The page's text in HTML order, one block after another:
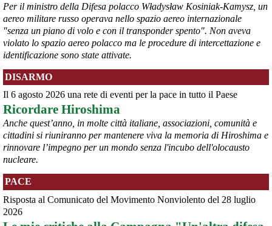
@peacelink - 6/8/2026 21:35
Ultimi cento milioni di euro per l’ex Ilva, poi non saranno più
possibili nuovi aiuti di Stato. Lo ha confermato il ministro Adolfo
Urso durante l’incontro al Mimit con le imprese dell’indotto: la
tranche conclusiva del prestito autorizzato dall’Unione europea
dovrà essere erogata entro il 9 agosto e restituita dal futuro
acquirente.
Fonte: Studio100
#ILVA
Per il ministro della Difesa polacco Władysław Kosiniak-Kamysz, un
aereo militare russo operava nello spazio aereo internazionale
"senza un piano di volo e con il transponder spento". Non aveva
violato lo spazio aereo polacco ma le procedure di intercettazione e
identificazione sono state attivate.
DISARMO
Il 6 agosto 2026 una rete di eventi per la pace in tutto il Paese
Ricordare Hiroshima
Anche quest’anno, in molte città italiane, associazioni, comunità e
cittadini si riuniranno per mantenere viva la memoria di Hiroshima e
rinnovare l’impegno per un mondo senza l'incubo dell'olocausto
nucleare.
PACE
Risposta al Comunicato del Movimento Nonviolento del 28 luglio
2026